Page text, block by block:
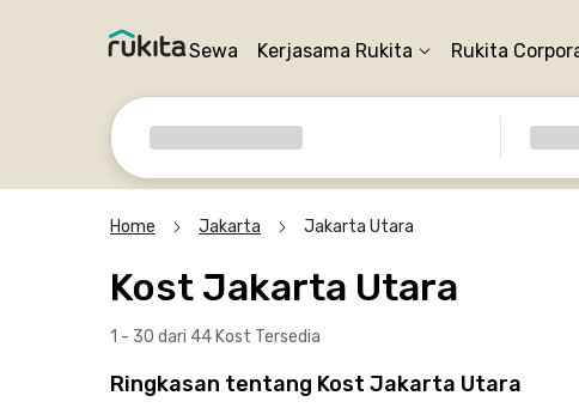
Sewa Kerjasama Rukita Rukita
Home Jakarta Jakarta Utara
Kost Jakarta Utara
1 - 30 dari 44 Kost Tersedia
Ringkasan tentang Kost Jakarta Utara